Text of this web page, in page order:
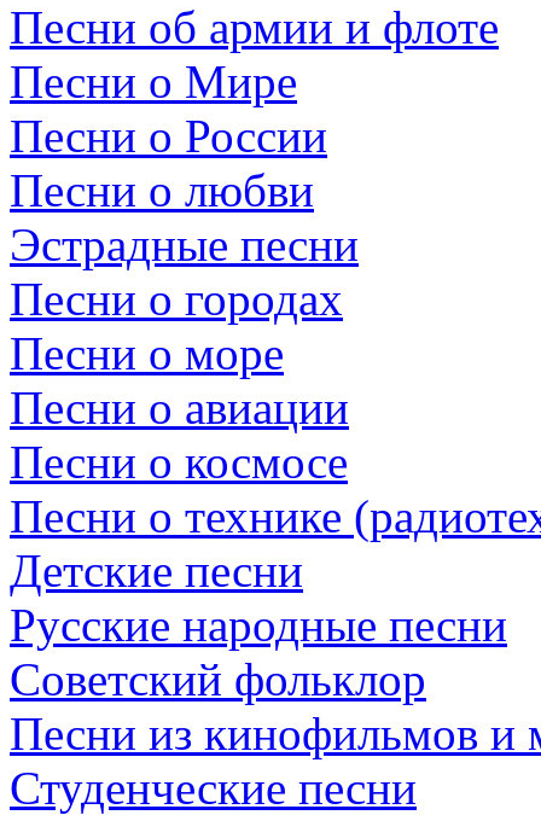
Песни об армии и флоте
Песни о Мире
Песни о России
Песни о любви
Эстрадные песни
Песни о городах
Песни о море
Песни о авиации
Песни о космосе
Песни о технике
Детские песни
Русские народные песни
Советский фольклор
Песни из кинофильмов и
Студенческие песни